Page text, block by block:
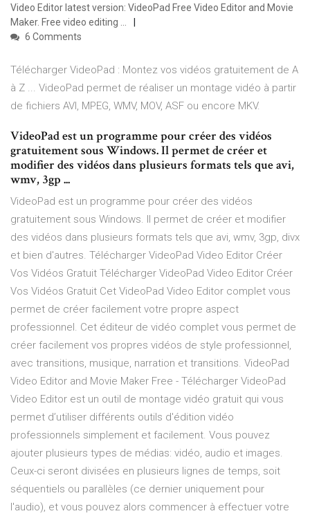
Video Editor latest version: VideoPad Free Video Editor and Movie
Maker. Free video editing ...
6 Comments
Télécharger VideoPad : Montez vos vidéos gratuitement de A
à Z ... VideoPad permet de réaliser un montage vidéo à partir
de fichiers AVI, MPEG, WMV, MOV, ASF ou encore MKV.
VideoPad est un programme pour créer des vidéos
gratuitement sous Windows. Il permet de créer et
modifier des vidéos dans plusieurs formats tels que avi,
wmv, 3gp ...
VideoPad est un programme pour créer des vidéos
gratuitement sous Windows. Il permet de créer et modifier
des vidéos dans plusieurs formats tels que avi, wmv, 3gp, divx
et bien d'autres. Télécharger VideoPad Video Editor Créer
Vos Vidéos Gratuit Télécharger VideoPad Video Editor Créer
Vos Vidéos Gratuit Cet VideoPad Video Editor complet vous
permet de créer facilement votre propre aspect
professionnel. Cet éditeur de vidéo complet vous permet de
créer facilement vos propres vidéos de style professionnel,
avec transitions, musique, narration et transitions. VideoPad
Video Editor and Movie Maker Free - Télécharger VideoPad
Video Editor est un outil de montage vidéo gratuit qui vous
permet d’utiliser différents outils d'édition vidéo
professionnels simplement et facilement. Vous pouvez
ajouter plusieurs types de médias: vidéo, audio et images.
Ceux-ci seront divisées en plusieurs lignes de temps, soit
séquentiels ou parallèles (ce dernier uniquement pour
l'audio), et vous pouvez alors commencer à effectuer votre